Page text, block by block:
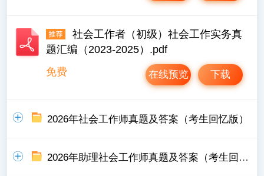
社会工作者（初级）社会工作实务真
题汇编（2023-2025）.pdf
免费
下载
在线预览
2026年社会工作师真题及答案（考生回忆版）
2026年助理社会工作师真题及答案（考生回忆版）